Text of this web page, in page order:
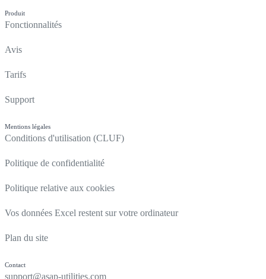
Produit
Fonctionnalités
Avis
Tarifs
Support
Mentions légales
Conditions d'utilisation (CLUF)
Politique de confidentialité
Politique relative aux cookies
Vos données Excel restent sur votre ordinateur
Plan du site
Contact
support@asap-utilities.com